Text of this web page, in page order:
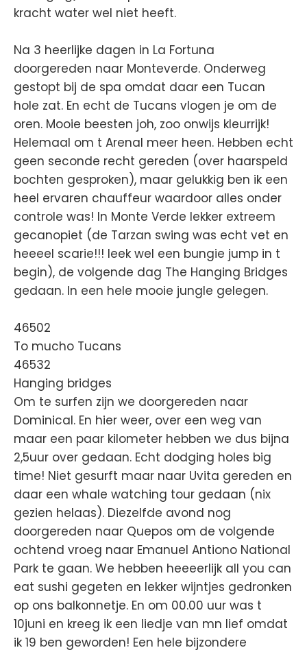
kracht water wel niet heeft.
Na 3 heerlijke dagen in La Fortuna
doorgereden naar Monteverde. Onderweg
gestopt bij de spa omdat daar een Tucan
hole zat. En echt de Tucans vlogen je om de
oren. Mooie beesten joh, zoo onwijs kleurrijk!
Helemaal om t Arenal meer heen. Hebben echt
geen seconde recht gereden (over haarspeld
bochten gesproken), maar gelukkig ben ik een
heel ervaren chauffeur waardoor alles onder
controle was! In Monte Verde lekker extreem
gecanopiet (de Tarzan swing was echt vet en
heeeel scarie!!! leek wel een bungie jump in t
begin), de volgende dag The Hanging Bridges
gedaan. In een hele mooie jungle gelegen.
46502
To mucho Tucans
46532
Hanging bridges
Om te surfen zijn we doorgereden naar
Dominical. En hier weer, over een weg van
maar een paar kilometer hebben we dus bijna
2,5uur over gedaan. Echt dodging holes big
time! Niet gesurft maar naar Uvita gereden en
daar een whale watching tour gedaan (nix
gezien helaas). Diezelfde avond nog
doorgereden naar Quepos om de volgende
ochtend vroeg naar Emanuel Antiono National
Park te gaan. We hebben heeeerlijk all you can
eat sushi gegeten en lekker wijntjes gedronken
op ons balkonnetje. En om 00.00 uur was t
10juni en kreeg ik een liedje van mn lief omdat
ik 19 ben geworden! Een hele bijzondere